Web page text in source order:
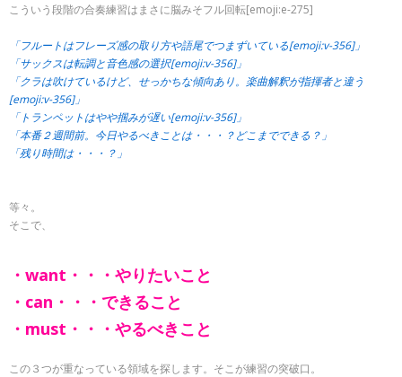
こういう段階の合奏練習はまさに脳みそフル回転[emoji:e-275]
「フルートはフレーズ感の取り方や語尾でつまずいている[emoji:v-356]」
「サックスは転調と音色感の選択[emoji:v-356]」
「クラは吹けているけど、せっかちな傾向あり。楽曲解釈が指揮者と違う
[emoji:v-356]」
「トランペットはやや掴みが遅い[emoji:v-356]」
「本番２週間前。今日やるべきことは・・・？どこまでできる？」
「残り時間は・・・？」
等々。
そこで、
・want・・・やりたいこと
・can・・・できること
・must・・・やるべきこと
この３つが重なっている領域を探します。そこが練習の突破口。